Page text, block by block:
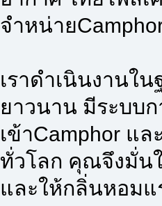
จำหน่าย
เราดำเนินงานใ
ยาวนาน มีระบบ
เข้าCamphor แล
ทั่วโลก คุณจึงมั่น
และให้กลิ่นหอมแ